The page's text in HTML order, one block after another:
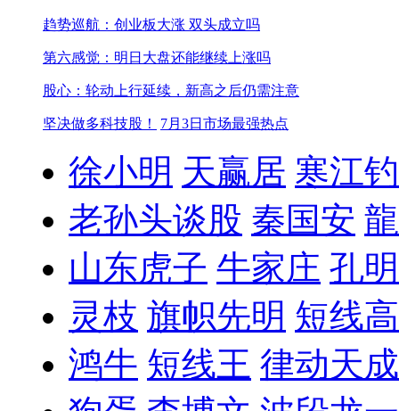
趋势巡航：创业板大涨 双头成立吗
第六感觉：明日大盘还能继续上涨吗
股心：轮动上行延续，新高之后仍需注意
坚决做多科技股！ 7月3日市场最强热点
徐小明 天赢居 寒江
老孙头谈股 秦国安
山东虎子 牛家庄 孔
灵枝 旗帜先明 短线
鸿牛 短线王 律动天成